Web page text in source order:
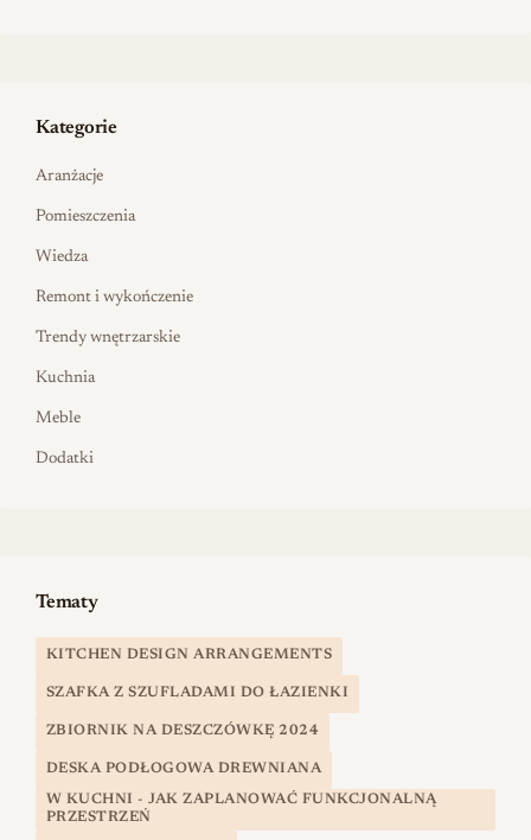
Kategorie
Aranżacje
Pomieszczenia
Wiedza
Remont i wykończenie
Trendy wnętrzarskie
Kuchnia
Meble
Dodatki
Tematy
KITCHEN DESIGN ARRANGEMENTS
SZAFKA Z SZUFLADAMI DO ŁAZIENKI
ZBIORNIK NA DESZCZÓWKĘ 2024
DESKA PODŁOGOWA DREWNIANA
W KUCHNI - JAK ZAPLANOWAĆ FUNKCJONALNĄ
PRZESTRZEŃ